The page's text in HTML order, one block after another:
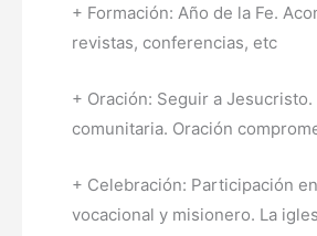
+ Formación: Año de la Fe.
revistas, conferencias, etc
+ Oración: Seguir a
comunitaria. Oración
+ Celebración: Participación
vocacional y misionero. La